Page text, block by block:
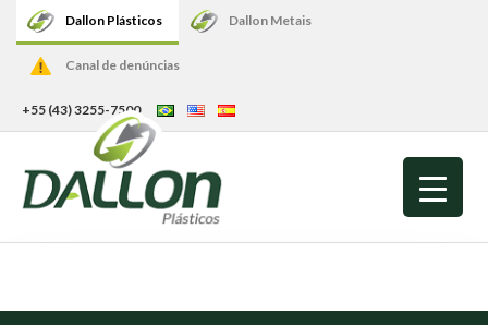
Dallon Plásticos Dallon Metais
Canal de denúncias
+55 (43) 3255-7500